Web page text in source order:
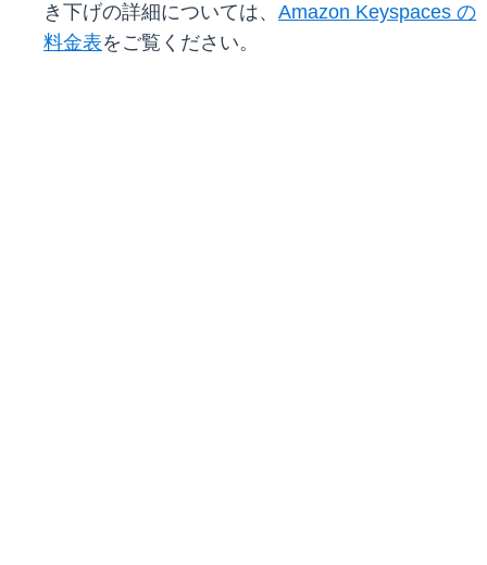
き下げの詳細については、 Amazon Keyspaces の
料金表をご覧ください。